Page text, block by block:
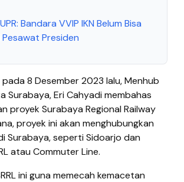
Bandara VVIP IKN Belum Bisa
Presiden
8 Desember 2023 lalu, Menhub
Surabaya, Eri Cahyadi membahas
proyek Surabaya Regional Railway
proyek ini akan menghubungkan
Surabaya, seperti Sidoarjo dan
atau Commuter Line.
ini guna memecah kemacetan